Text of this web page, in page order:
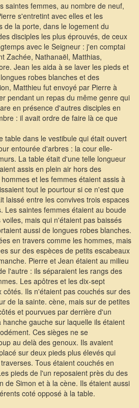
saintes femmes, au nombre de neuf,
s'entretint avec elles et les
de la porte, dans le logement du
disciples les plus éprouvés, de ceux
avec le Seigneur : j'en comptai
Zachée, Nathanaël, Matthias,
Jean les aida à se laver les pieds et
robes blanches et des
Matthieu fut envoyé par Pierre à
pendant un repas du même genre qui
en présence d'autres disciples en
: il avait ordre de faire là ce que
table dans le vestibule qui était ouvert
entourée d'arbres : la cour elle-
La table était d'une telle longueur
assis en plein air hors des
et les femmes étaient assis à
tout le pourtour si ce n'est que
laissé entre les convives trois espaces
Les saintes femmes étaient au boude
mais qui n'étaient pas baissés
aussi de longues robes blanches.
en travers comme les hommes, mais
sur des espèces de petits escabeaux
Pierre et Jean étaient au milieu
l'autre : ils séparaient les rangs des
Les apôtres et les dix-sept
côtés. Ils n'étaient pas couchés sur des
de la sainte. cène, mais sur de petites
et pourvues par derrière d'un
gauche sur laquelle ils étaient
Ces sièges ne se
au delà des genoux. Ils avaient
sur deux pieds plus élevés qui
Tous étaient couchés en
pieds de l'un reposaient près du des
de Simon et à la cène. Ils étaient aussi
coté opposé à la table.